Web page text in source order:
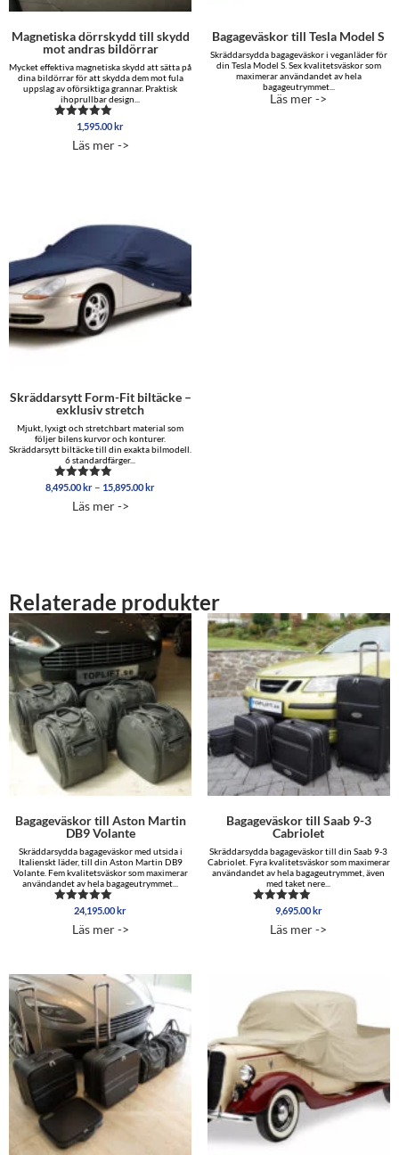
Magnetiska dörrskydd till skydd
mot andras bildörrar
Mycket effektiva magnetiska skydd att sätta på
dina bildörrar för att skydda dem mot fula
uppslag av oförsiktiga grannar. Praktisk
ihoprullbar design...
Betygsatt
av 5
1,595.00kr
Läs mer ->
Bagageväskor till Tesla Model S
Skräddarsydda bagageväskor i veganläder för
din Tesla Model S. Sex kvalitetsväskor som
maximerar användandet av hela
bagageutrymmet...
Läs mer ->
Skräddarsytt Form-Fit biltäcke –
exklusiv stretch
Mjukt, lyxigt och stretchbart material som
följer bilens kurvor och konturer.
Skräddarsytt biltäcke till din exakta bilmodell.
6 standardfärger...
Betygsatt
av 5
8,495.00kr – 15,895.00krPrisintervall:
Läs mer ->
Relaterade produkter
Bagageväskor till Aston Martin
DB9 Volante
Skräddarsydda bagageväskor med utsida i
Italienskt läder, till din Aston Martin DB9
Volante. Fem kvalitetsväskor som maximerar
användandet av hela bagageutrymmet...
Betygsatt
av 5
24,195.00 kr
Läs mer ->
Bagageväskor till Saab 9-3
Cabriolet
Skräddarsydda bagageväskor till din Saab 9-3
Cabriolet. Fyra kvalitetsväskor som maximerar
användandet av hela bagageutrymmet, även
med taket nere...
Betygsatt
av 5
9,695.00 kr
Läs mer ->